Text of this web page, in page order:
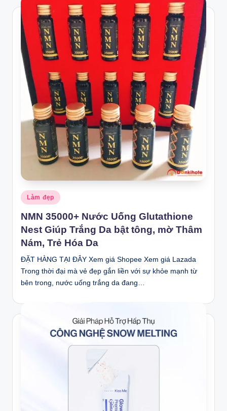
Posted
in
Làm đẹp
NMN 35000+ Nước Uống Glutathione
Nest Giúp Trắng Da bật tông, mờ Thâm
Nám, Trẻ Hóa Da
ĐẶT HÀNG TẠI ĐÂY Xem giá Shopee Xem giá Lazada
Trong thời đại mà vẻ đẹp gắn liền với sự khỏe mạnh từ
bên trong, nước uống trắng da đang…